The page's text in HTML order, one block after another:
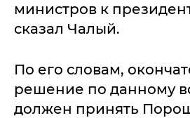
министров к
сказал Чалый.
По его словам,
решение по данному
должен принять